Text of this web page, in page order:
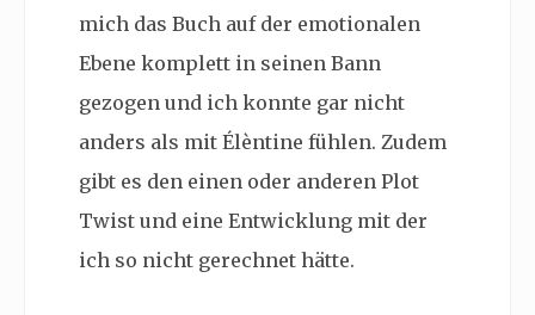
mich das Buch auf der emotionalen
Ebene komplett in seinen Bann
gezogen und ich konnte gar nicht
anders als mit Élèntine fühlen. Zudem
gibt es den einen oder anderen Plot
Twist und eine Entwicklung mit der
ich so nicht gerechnet hätte.